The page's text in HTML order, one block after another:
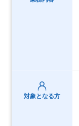
対象となる方